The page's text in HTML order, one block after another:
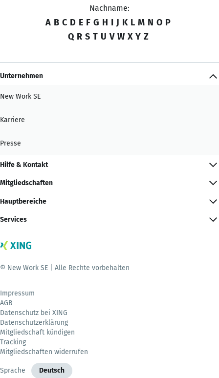
Nachname:
A B C D E F G H I J K L M N O P
Q R S T U V W X Y Z
Unternehmen
New Work SE
Karriere
Presse
Hilfe & Kontakt
Mitgliedschaften
Hauptbereiche
Services
© New Work SE | Alle Rechte vorbehalten
Impressum
AGB
Datenschutz bei XING
Datenschutzerklärung
Mitgliedschaft kündigen
Tracking
Mitgliedschaften widerrufen
Sprache Deutsch